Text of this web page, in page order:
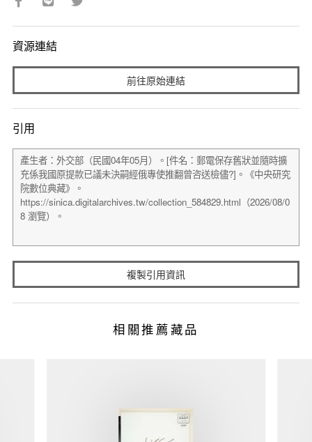
資源連結
前往原始連結
引用
複製引用資訊
相關推薦藏品